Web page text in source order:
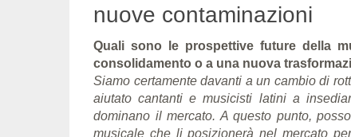
nuove contaminazioni
Quali sono le prospettive future della
consolidamento o a una nuova
Siamo certamente davanti a un cambio di
aiutato cantanti e musicisti latini a
dominano il mercato. A questo punto,
musicale che li posizionerà nel mercato